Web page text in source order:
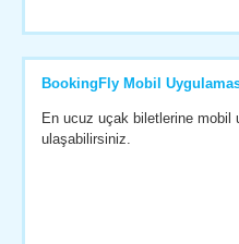
BookingFly Mobil
En ucuz uçak biletlerine mobil
ulaşabilirsiniz.